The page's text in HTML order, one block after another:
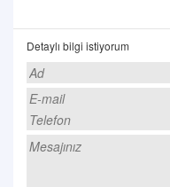
Detaylı bilgi istiyorum